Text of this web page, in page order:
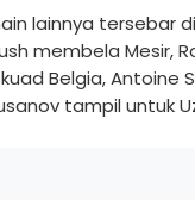
lainnya tersebar
membela Mesir,
Belgia,
tampil untuk